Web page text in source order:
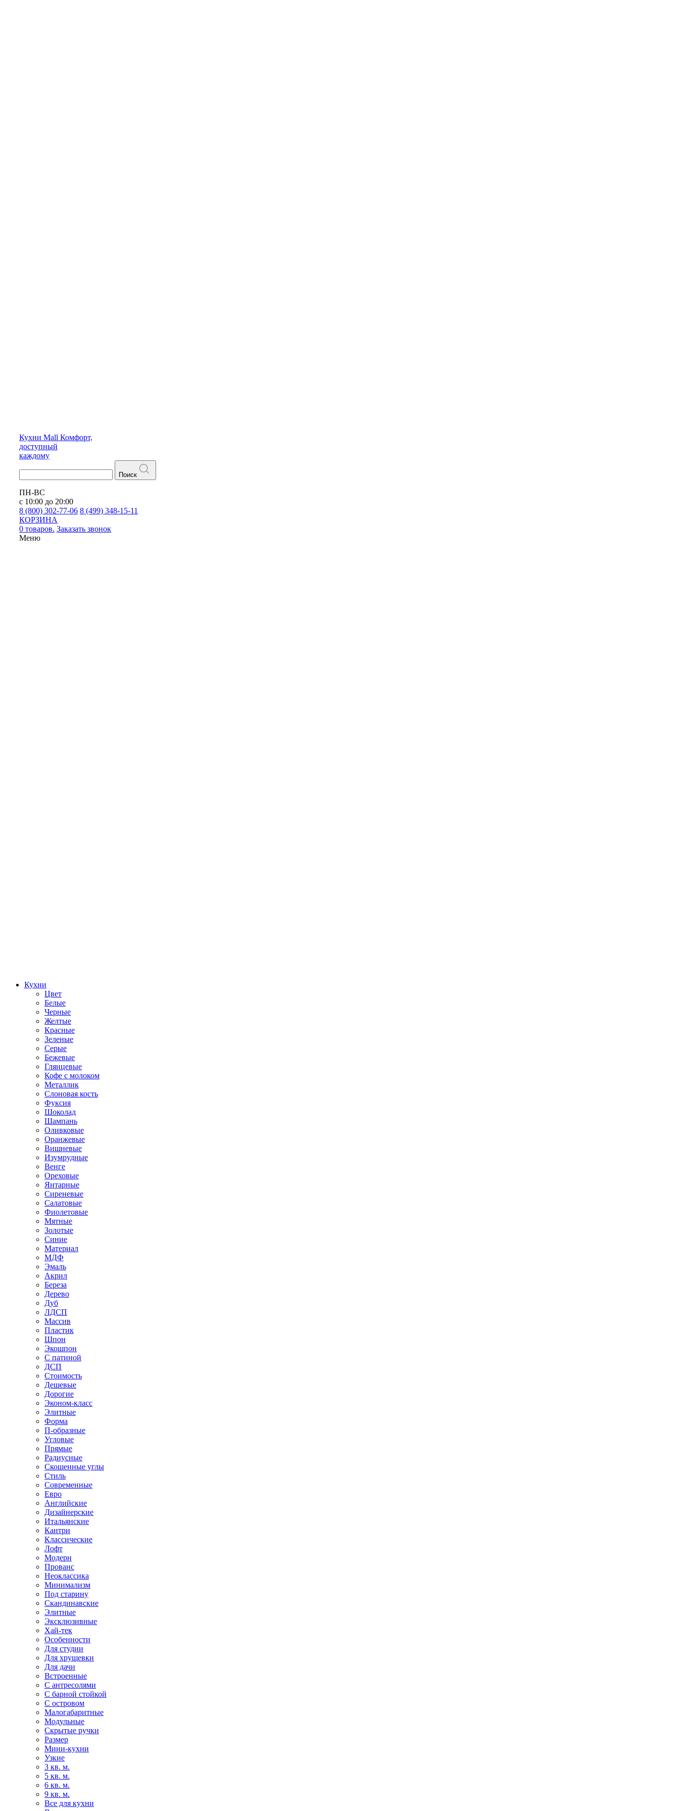
Кухни Mall Комфорт,
доступный
каждому
Поиск
ПН-ВС
с 10:00 до 20:00
8 (800) 302-77-06 8 (499) 348-15-11
КОРЗИНА
0 товаров. Заказать звонок
Меню
Кухни
Цвет
Белые
Черные
Желтые
Красные
Зеленые
Серые
Бежевые
Глянцевые
Кофе с молоком
Металлик
Слоновая кость
Фуксия
Шоколад
Шампань
Оливковые
Оранжевые
Вишневые
Изумрудные
Венге
Ореховые
Янтарные
Сиреневые
Салатовые
Фиолетовые
Мятные
Золотые
Синие
Материал
МДФ
Эмаль
Акрил
Береза
Дерево
Дуб
ЛДСП
Массив
Пластик
Шпон
Экошпон
С патиной
ДСП
Стоимость
Дешевые
Дорогие
Эконом-класс
Элитные
Форма
П-образные
Угловые
Прямые
Радиусные
Скошенные углы
Стиль
Современные
Евро
Английские
Дизайнерские
Итальянские
Кантри
Классические
Лофт
Модерн
Прованс
Неоклассика
Минимализм
Под старину
Скандинавские
Элитные
Эксклюзивные
Хай-тек
Особенности
Для студии
Для хрущевки
Для дачи
Встроенные
С антресолями
С барной стойкой
С островом
Малогабаритные
Модульные
Скрытые ручки
Размер
Мини-кухни
Узкие
3 кв. м.
5 кв. м.
6 кв. м.
9 кв. м.
Все для кухни